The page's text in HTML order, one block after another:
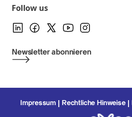
Follow us
Newsletter abonnieren
Impressum Rechtliche Hinweise